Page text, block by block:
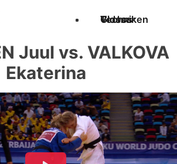
Techniken
Videos
Glossar
Juul vs. VALKOVA
Ekaterina